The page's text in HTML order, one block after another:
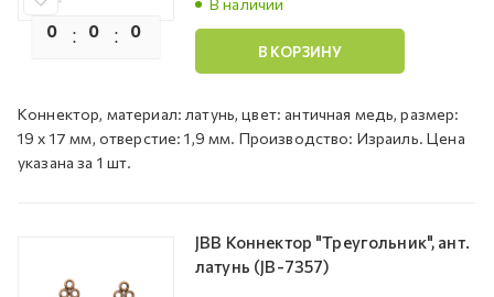
0 0 0
В наличии
В КОРЗИНУ
Коннектор, материал: латунь, цвет: античная медь, размер:
19 х 17 мм, отверстие: 1,9 мм. Производство: Израиль. Цена
указана за 1 шт.
JBB Коннектор "Треугольник", ант.
латунь (JB-7357)